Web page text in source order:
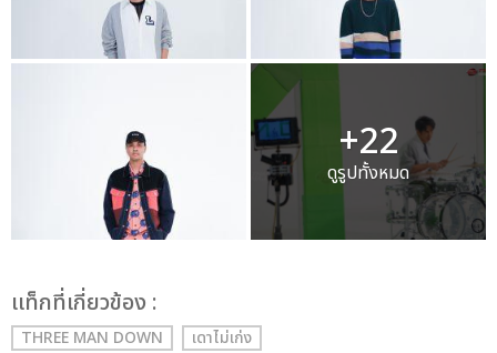
+22
ดูรูปทั้งหมด
เเท็กที่เกี่ยวข้อง :
THREE MAN DOWN เดาไม่เก่ง